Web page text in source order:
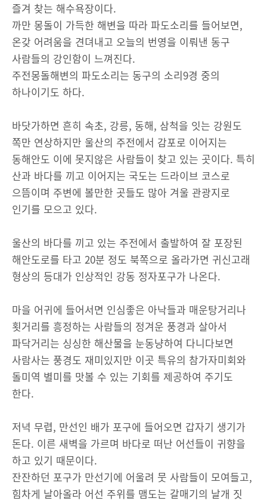
즐겨 찾는 해수욕장이다.
까만 몽돌이 가득한 해변을 따라 파도소리를 들어보면,
온갖 어려움을 견뎌내고 오늘의 번영을 이뤄낸 동구
사람들의 강인함이 느껴진다.
주전몽돌해변의 파도소리는 동구의 소리9경 중의
하나이기도 하다.
바닷가하면 흔히 속초, 강릉, 동해, 삼척을 잇는 강원도
쪽만 연상하지만 울산의 주전에서 감포로 이어지는
동해안도 이에 못지않은 사람들이 찾고 있는 곳이다. 특히
산과 바다를 끼고 이어지는 국도는 드라이브 코스로
으뜸이며 주변에 볼만한 곳들도 많아 겨울 관광지로
인기를 모으고 있다.
울산의 바다를 끼고 있는 주전에서 출발하여 잘 포장된
해안도로를 타고 20분 정도 북쪽으로 올라가면 귀신고래
형상의 등대가 인상적인 강동 정자포구가 나온다.
마을 어귀에 들어서면 인심좋은 아낙들과 매운탕거리나
횟거리를 흥정하는 사람들의 정겨운 풍경과 살아서
파닥거리는 싱싱한 해산물을 눈동냥하여 다니다보면
사람사는 풍경도 재미있지만 이곳 특유의 참가자미회와
돌미역 별미를 맛볼 수 있는 기회를 제공하여 주기도
한다.
저녁 무렵, 만선인 배가 포구에 들어오면 갑자기 생기가
돈다. 이른 새벽을 가르며 바다로 떠난 어선들이 귀향을
하고 있기 때문이다.
잔잔하던 포구가 만선기에 어울려 뭇 사람들이 모여들고,
힘차게 날아올라 어선 주위를 맴도는 갈매기의 날개 짓